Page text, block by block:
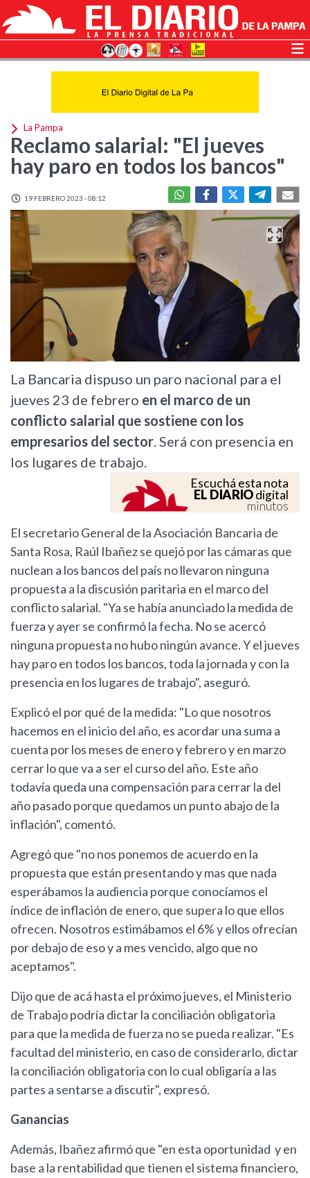
La Pampa
Reclamo salarial: "El jueves
hay paro en todos los bancos"
19 FEBRERO 2023 - 08:12
La Bancaria dispuso un paro nacional para el
jueves 23 de febrero en el marco de un
conflicto salarial que sostiene con los
empresarios del sector. Será con presencia en
los lugares de trabajo.
Escuchá esta nota
EL DIARIOdigital
minutos
El secretario General de la Asociación Bancaria de
Santa Rosa, Raúl Ibañez se quejó por las cámaras que
nuclean a los bancos del país no llevaron ninguna
propuesta a la discusión paritaria en el marco del
conflicto salarial. "Ya se había anunciado la medida de
fuerza y ayer se confirmó la fecha. No se acercó
ninguna propuesta no hubo ningún avance. Y el jueves
hay paro en todos los bancos, toda la jornada y con la
presencia en los lugares de trabajo", aseguró.
Explicó el por qué de la medida: "Lo que nosotros
hacemos en el inicio del año, es acordar una suma a
cuenta por los meses de enero y febrero y en marzo
cerrar lo que va a ser el curso del año. Este año
todavía queda una compensación para cerrar la del
año pasado porque quedamos un punto abajo de la
inflación", comentó.
Agregó que "no nos ponemos de acuerdo en la
propuesta que están presentando y mas que nada
esperábamos la audiencia porque conocíamos el
índice de inflación de enero, que supera lo que ellos
ofrecen. Nosotros estimábamos el 6% y ellos ofrecían
por debajo de eso y a mes vencido, algo que no
aceptamos".
Dijo que de acá hasta el próximo jueves, el Ministerio
de Trabajo podría dictar la conciliación obligatoria
para que la medida de fuerza no se pueda realizar. "Es
facultad del ministerio, en caso de considerarlo, dictar
la conciliación obligatoria con lo cual obligaría a las
partes a sentarse a discutir", expresó.
Ganancias
Además, Ibañez afirmó que "en esta oportunidad y en
base a la rentabilidad que tienen el sistema financiero,